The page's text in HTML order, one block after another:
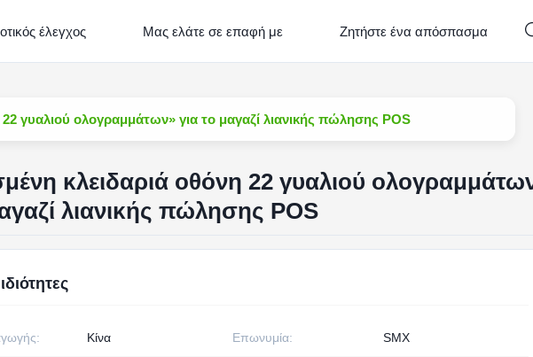
έλεγχος Μας ελάτε σε επαφή με Ζητήστε ένα απόσπασμα
γυαλιού ολογραμμάτων» για το μαγαζί λιανικής πώλησης POS
κλειδαριά οθόνη 22 γυαλιού
λιανικής πώλησης POS
Κίνα Επωνυμία: SMX